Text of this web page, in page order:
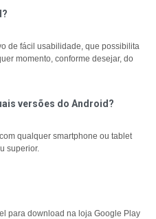
de fácil usabilidade, que possibilita
momento, conforme desejar, do
versões do Android?
qualquer smartphone ou tablet
superior.
para download na loja Google Play